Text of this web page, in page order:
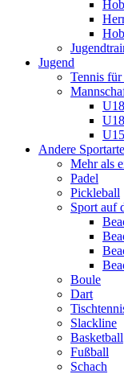
Jugend
Tennis
Andere
Mehr als
Padel
Pickleball
Sport auf
Boule
Dart
Slackline
Basketball
Fußball
Schach